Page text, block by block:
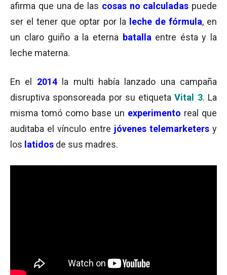
afirma que una de las cosas no calculadas puede
ser el tener que optar por la
leche de fórmula, en
un claro guiño a la eterna batalla entre ésta y la
leche materna.
En el 2014la multi había lanzado una campaña
disruptiva sponsoreada por su etiquetaVital 3. La
misma tomó como base un experimento real que
auditaba el vínculo entre jóvenes telemarketersy
los latidos de sus madres.